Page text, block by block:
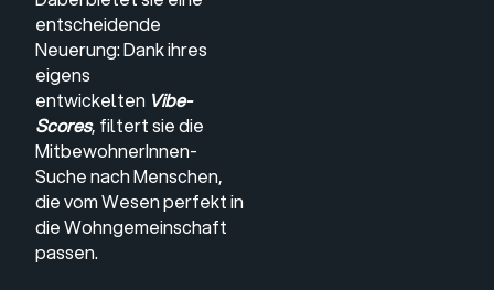
entscheidende
Neuerung: Dank ihres
eigens
entwickelten Vibe-
Scores, filtert sie die
MitbewohnerInnen-
Suche nach Menschen,
die vom Wesen perfekt in
die Wohngemeinschaft
passen.